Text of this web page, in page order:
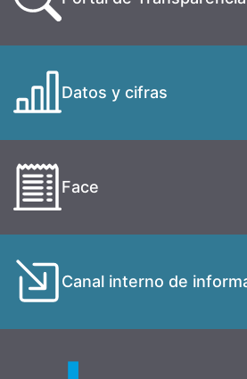
Datos y cifras
Face
Canal interno de